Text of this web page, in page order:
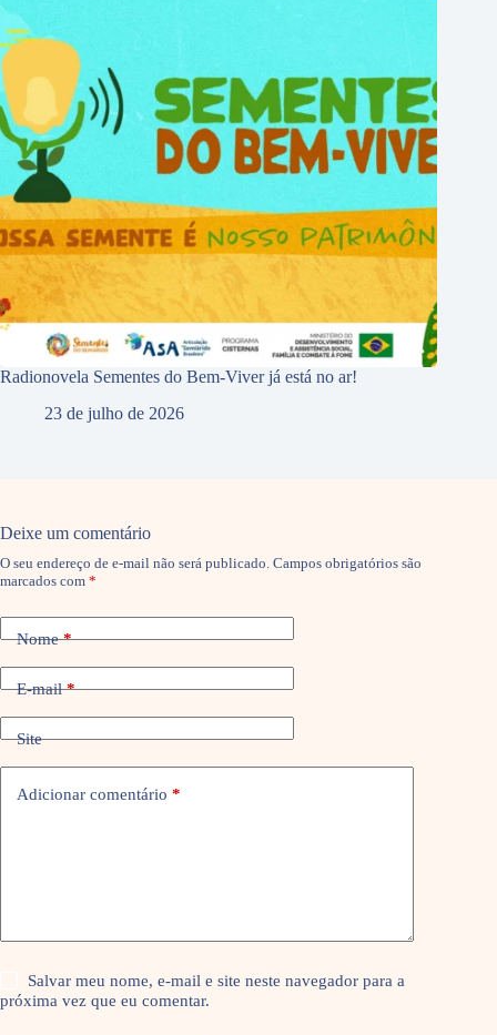
Radionovela Sementes do Bem-Viver já está no ar!
23 de julho de 2026
Deixe um comentário
O seu endereço de e-mail não será publicado. Campos obrigatórios são
marcados com *
Nome*
E-mail*
Site
Adicionar comentário *
Salvar meu nome, e-mail e site neste navegador para a
próxima vez que eu comentar.